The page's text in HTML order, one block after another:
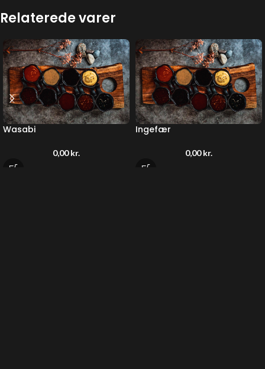
Relaterede varer
Wasabi
0,00kr.
Ingefær
0,00kr.